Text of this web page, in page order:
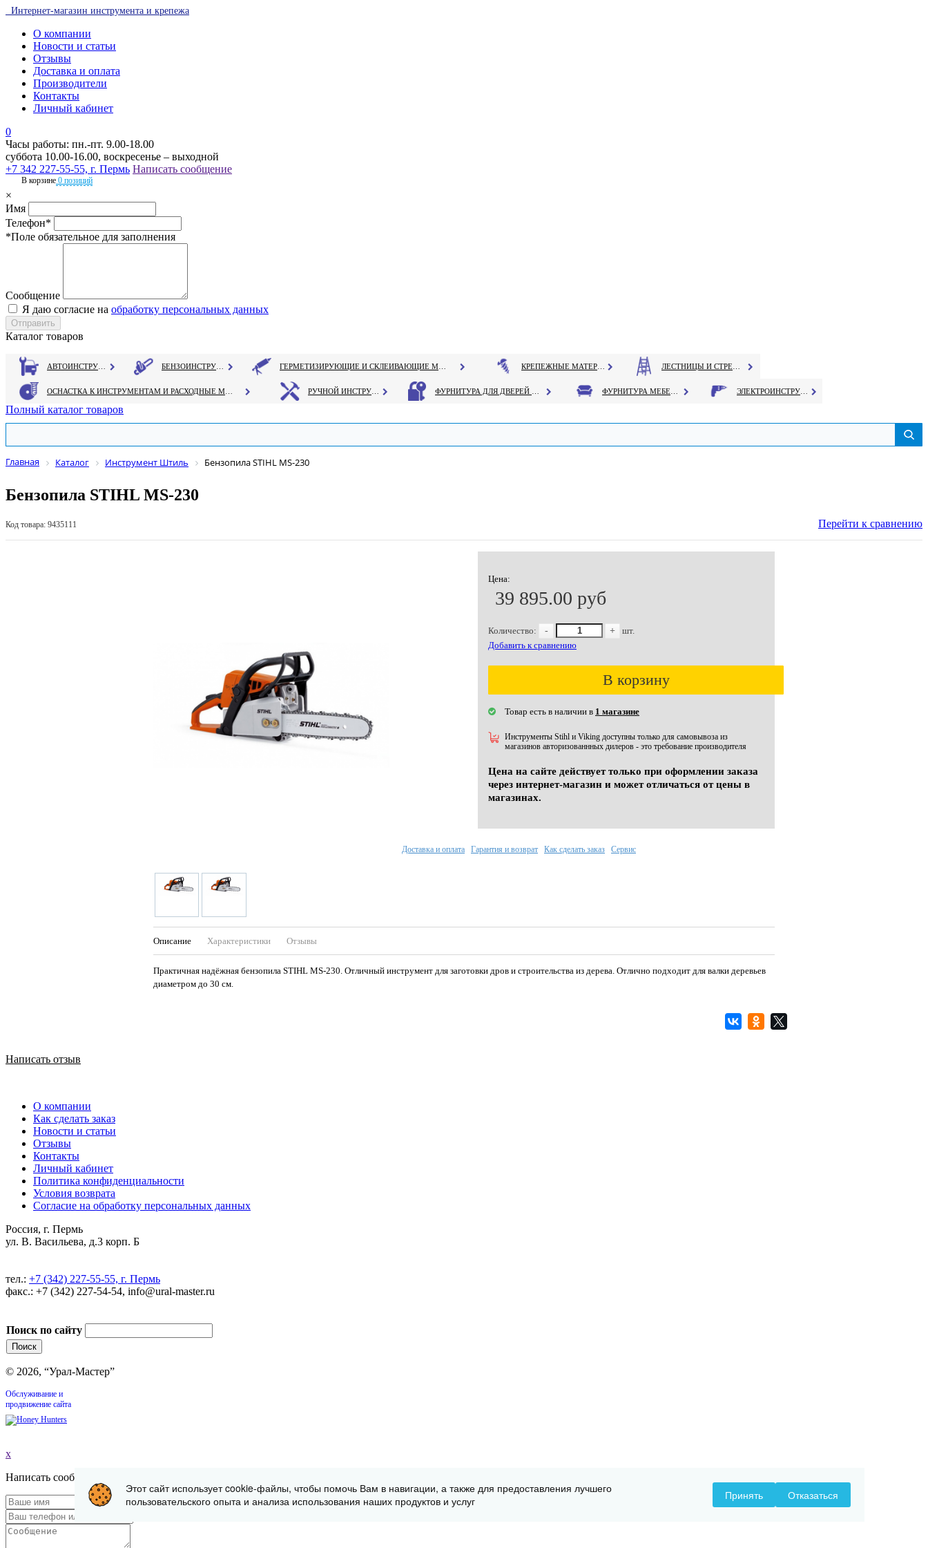
Интернет-магазин инструмента и крепежа
О компании
Новости и статьи
Отзывы
Доставка и оплата
Производители
Контакты
Личный кабинет
0
Часы работы: пн.-пт. 9.00-18.00
суббота 10.00-16.00, воскресенье – выходной
+7 342 227-55-55, г. Пермь Написать сообщение
В корзине 0 позиций
×
Имя
Телефон*
*Поле обязательное для заполнения
Сообщение
Я даю согласие на обработку персональных данных
Каталог товаров
Полный каталог товаров
Главная Каталог Инструмент Штиль Бензопила STIHL MS-230
Бензопила STIHL MS-230
Код товара: 9435111 Перейти к сравнению
Цена:
39 895.00 руб
Количество: - +
шт.
Добавить к сравнению
В корзину
Товар есть в наличии в 1 магазине
Инструменты Stihl и Viking доступны только для самовывоза из
магазинов авторизованнных дилеров - это требование производителя
Цена на сайте действует только при оформлении заказа
через интернет-магазин и может отличаться от цены в
магазинах.
Описание Характеристики Отзывы
Практичная надёжная бензопила STIHL MS-230. Отличный инструмент для заготовки дров и строительства из дерева. Отлично подходит для валки деревьев
диаметром до 30 см.
Доставка и оплата Гарантия и возврат Как сделать заказ Сервис
Написать отзыв
О компании
Как сделать заказ
Новости и статьи
Отзывы
Контакты
Личный кабинет
Политика конфиденциальности
Условия возврата
Согласие на обработку персональных данных
Россия, г. Пермь
ул. В. Васильева, д.3 корп. Б
тел.: +7 (342) 227-55-55, г. Пермь
факс.: +7 (342) 227-54-54, info@ural-master.ru
Поиск по сайту
© 2026, “Урал-Мастер”
Обслуживание и
продвижение сайта
x
Написать сообщение
Этот сайт использует cookie-файлы, чтобы помочь Вам в навигации, а также для предоставления лучшего
пользовательского опыта и анализа использования наших продуктов и услуг
Принять Отказаться